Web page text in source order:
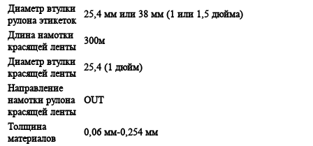
Диаметр втулки
рулона этикеток
25,4 мм или 38 мм (1 или 1,5 дюйма)
Длина намотки
красящей ленты
300м
Диаметр втулки
красящей ленты
25,4 (1 дюйм)
Направление
намотки рулона
красящей ленты
OUT
Толщина
материалов
0,06 мм-0,254 мм